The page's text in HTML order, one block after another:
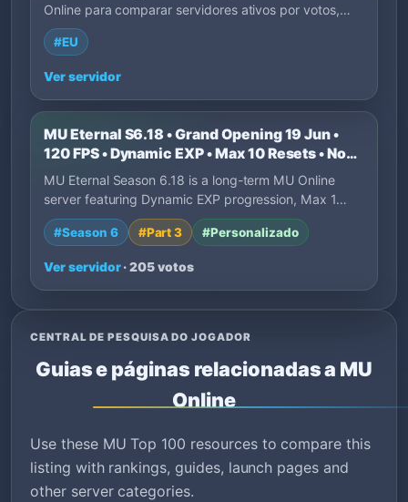
Online para comparar servidores ativos por votos,
lançamento, EXP, região, estilo de jogo e descrições
dos donos. Filtre por tags para achar servidores que
#EU
Ver servidor
MU Eternal S6.18 • Grand Opening 19 Jun •
120 FPS • Dynamic EXP • Max 10 Resets • No
P2W
MU Eternal Season 6.18 is a long-term MU Online
server featuring Dynamic EXP progression, Max 1…
#Season 6 #Part 3 #Personalizado
Ver servidor· 205 votos
CENTRAL DE PESQUISA DO JOGADOR
Guias e páginas relacionadas a MU
Online
Use these MU Top 100 resources to compare this
listing with rankings, guides, launch pages and
other server categories.